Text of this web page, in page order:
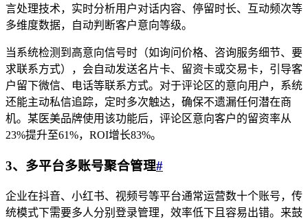
言处理技术，实时分析用户对话内容、停留时长、互动频次等
多维度数据，自动判断客户意向等级。
当系统检测到高意向信号时（如询问价格、咨询服务细节、要
求联系方式），会自动发送名片卡、留资卡或交易卡，引导客
户留下微信、电话等联系方式。对于评论区的意向用户，系统
还能主动私信追踪，定时多次触达，确保不遗漏任何潜在商
机。某医美品牌使用该功能后，评论区意向客户的留资率从
23%提升至61%，ROI增长83%。
3、多平台多账号聚合管理#
企业在抖音、小红书、视频号等平台通常运营数十个账号，传
统模式下需要多人分别登录管理，效率低下且容易出错。来鼓